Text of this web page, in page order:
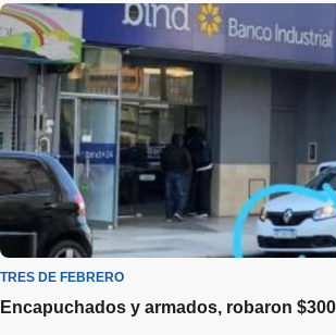
TRES DE FEBRERO
Encapuchados y armados, robaron